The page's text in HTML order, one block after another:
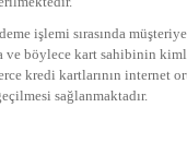
işlemi sırasında
ve böylece kart sahibinin
kredi kartlarının internet
sağlanmaktadır.